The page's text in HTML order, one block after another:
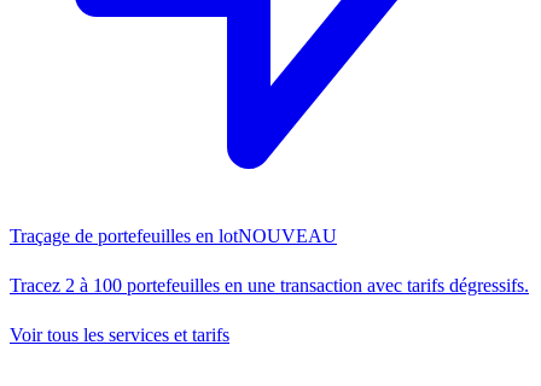
Traçage de portefeuilles en lotNOUVEAU
Tracez 2 à 100 portefeuilles en une transaction avec tarifs dégressifs.
Voir tous les services et tarifs